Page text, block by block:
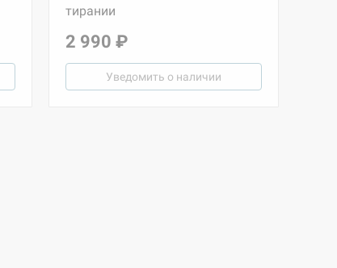
тирании
2 990 ₽
Уведомить о наличии